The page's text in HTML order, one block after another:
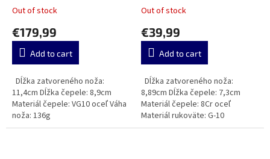
Out of stock
€179,99
Add to cart
Dĺžka zatvoreného noža:
11,4cm Dĺžka čepele: 8,9cm
Materiál čepele: VG10 oceľ Váha
noža: 136g
Out of stock
€39,99
Add to cart
Dĺžka zatvoreného noža:
8,89cm Dĺžka čepele: 7,3cm
Materiál čepele: 8Cr oceľ
Materiál rukoväte: G-10